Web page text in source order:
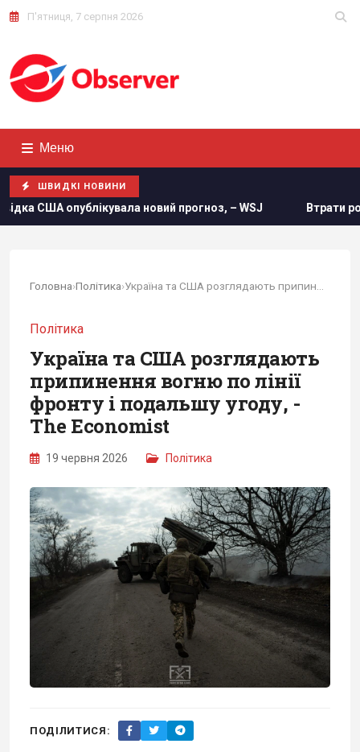
П'ятниця, 7 серпня 2026
Меню
ШВИДКІ НОВИНИ
новий прогноз, – WSJ Втрати росіян в
Головна›Політика›
Політика
Україна та США розглядають
припинення вогню по лінії
фронту і подальшу угоду, -
The Economist
19 червня 2026 Політика
ПОДІЛИТИСЯ: